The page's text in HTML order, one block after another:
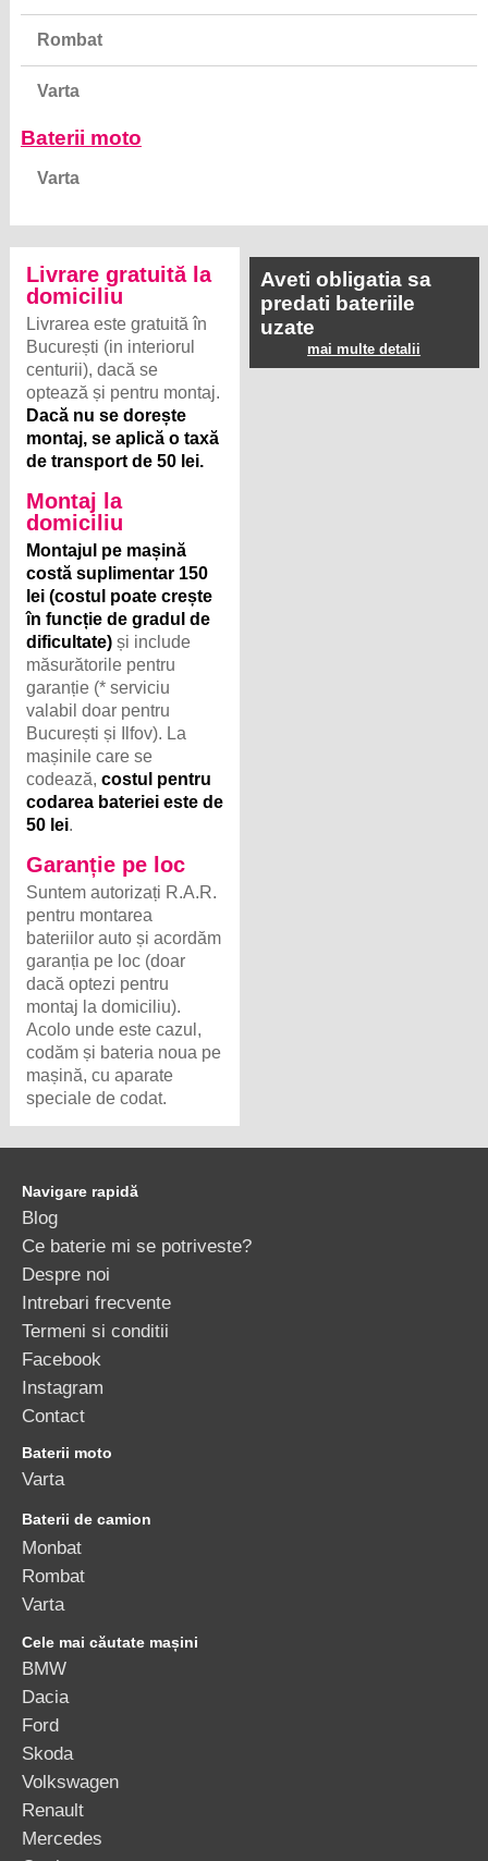
Rombat
Varta
Baterii moto
Varta
Livrare gratuită la
domiciliu
Livrarea este gratuită în
București (in interiorul
centurii), dacă se
optează și pentru montaj.
Dacă nu se dorește
montaj, se aplică o taxă
de transport de 50 lei.
Montaj la
domiciliu
Montajul pe mașină
costă suplimentar 150
lei (costul poate crește
în funcție de gradul de
dificultate) și include
măsurătorile pentru
garanție (* serviciu
valabil doar pentru
București și Ilfov). La
mașinile care se
codează,costul pentru
codarea bateriei este de
50 lei.
Garanție pe loc
Suntem autorizați R.A.R.
pentru montarea
bateriilor auto și acordăm
garanția pe loc (doar
dacă optezi pentru
montaj la domiciliu).
Acolo unde este cazul,
codăm și bateria noua pe
mașină, cu aparate
speciale de codat.
Aveti obligatia sa
predati bateriile
uzate
mai multe detalii
Navigare rapidă
Blog
Ce baterie mi se potriveste?
Despre noi
Intrebari frecvente
Termeni si conditii
Facebook
Instagram
Contact
Baterii moto
Varta
Baterii de camion
Monbat
Rombat
Varta
Cele mai căutate mașini
BMW
Dacia
Ford
Skoda
Volkswagen
Renault
Mercedes